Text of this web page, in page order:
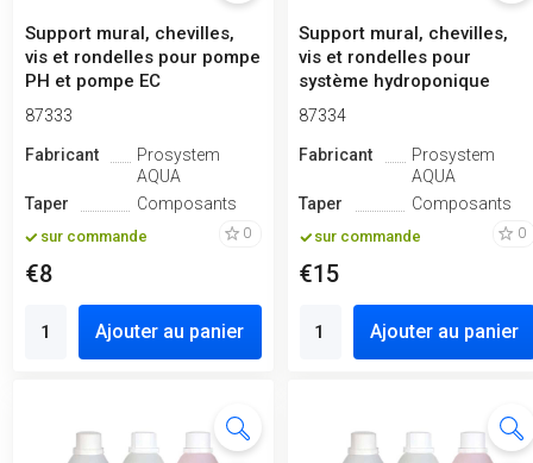
Support mural, chevilles,
vis et rondelles pour pompe
PH et pompe EC
87333
Fabricant
Prosystem
AQUA
Taper
Composants
sur commande 0
€8
Ajouter au panier
Support mural, chevilles,
vis et rondelles pour
système hydroponique
87334
Fabricant
Prosystem
AQUA
Taper
Composants
sur commande 0
€15
Ajouter au panier